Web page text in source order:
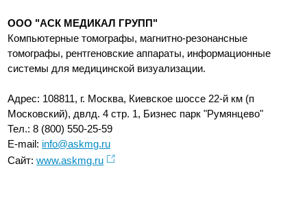
ООО "АСК МЕДИКАЛ ГРУПП"
Компьютерные томографы, магнитно-резонансные
томографы, рентгеновские аппараты, информационные
системы для медицинской визуализации.
Адрес: 108811, г. Москва, Киевское шоссе 22-й км (п
Московский), двлд. 4 стр. 1, Бизнес парк "Румянцево"
Тел.: 8 (800) 550-25-59
E-mail: info@askmg.ru
Сайт:www.askmg.ru